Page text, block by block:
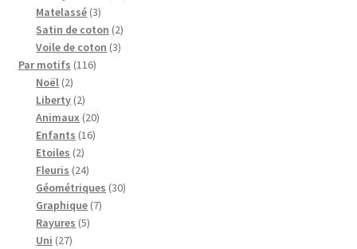
Matelassé 33
produits
Satin de coton 22
produits
Voile de coton 33
Par motifs 116116
Noël 22
produits
Liberty 22
produits
Animaux 2020
Enfants 1616
Etoiles 22
produits
Fleuris 2424
produits
Géométriques 3030
Graphique 77
Rayures 55
Uni 2727